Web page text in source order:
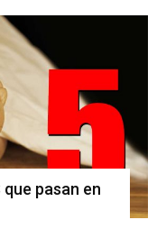
que pasan en